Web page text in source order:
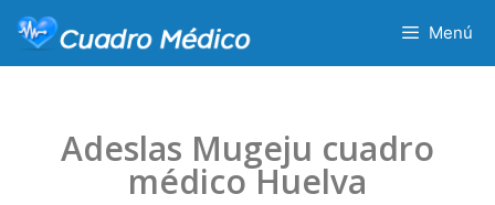
Menú
Adeslas Mugeju cuadro
médico Huelva